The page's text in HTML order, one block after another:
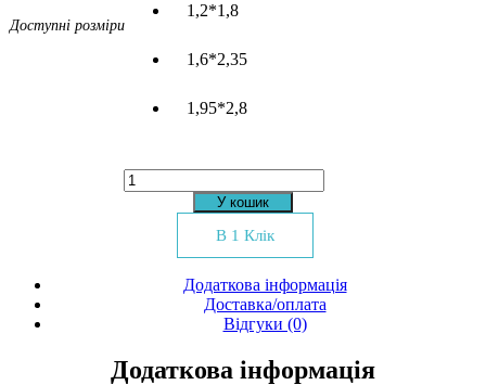
Доступні розміри
1,2*1,8
1,6*2,35
1,95*2,8
Килим
Seychelles
У кошик
В 1 Клік
Додаткова інформація
Доставка/оплата
Відгуки (0)
Додаткова інформація